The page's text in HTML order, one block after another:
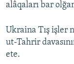
alâqaları bar
Ukraina Tış işler
ut-Tahrir
ete.